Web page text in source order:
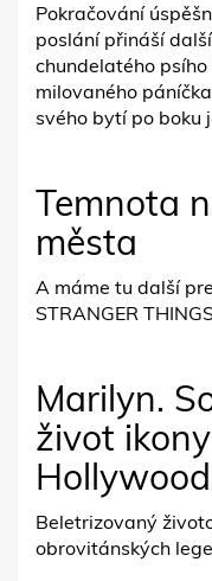
Pokračování
poslání přináší
chundelatého
milovaného
svého bytí po boku
Temnota
města
A máme tu další
STRANGER
Marilyn.
život ikony
Beletrizovaný
obrovitánských